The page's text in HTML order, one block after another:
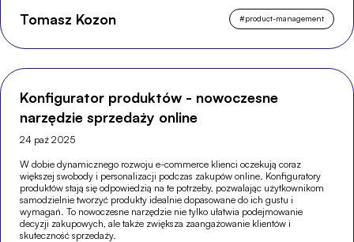
Tomasz Kozon #product-management
Konfigurator produktów - nowoczesne
narzędzie sprzedaży online
24 paź 2025
W dobie dynamicznego rozwoju e-commerce klienci oczekują coraz
większej swobody i personalizacji podczas zakupów online. Konfiguratory
produktów stają się odpowiedzią na te potrzeby, pozwalając użytkownikom
samodzielnie tworzyć produkty idealnie dopasowane do ich gustu i
wymagań. To nowoczesne narzędzie nie tylko ułatwia podejmowanie
decyzji zakupowych, ale także zwiększa zaangażowanie klientów i
skuteczność sprzedaży.